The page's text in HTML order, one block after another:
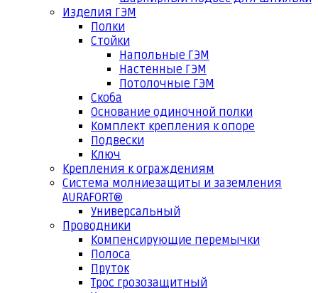
Изделия ГЭМ
Полки
Стойки
Напольные ГЭМ
Настенные ГЭМ
Потолочные ГЭМ
Скоба
Основание одиночной полки
Комплект крепления к опоре
Подвески
Ключ
Крепления к ограждениям
Система молниезащиты и заземления
AURAFORT®
Универсальный
Проводники
Компенсирующие перемычки
Полоса
Пруток
Трос грозозащитный